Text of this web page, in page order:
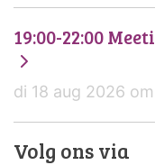
19:00-22:00
di 18 aug 2026
Volg ons via